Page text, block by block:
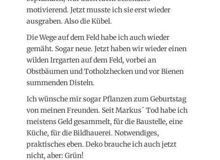
motivierend. Jetzt musste ich sie erst wieder
ausgraben. Also die Kübel.
Die Wege auf dem Feld habe ich auch wieder
gemäht. Sogar neue. Jetzt haben wir wieder einen
wilden Irrgarten auf dem Feld, vorbei an
Obstbäumen und Totholzhecken und vor Bienen
summenden Disteln.
Ich wünsche mir sogar Pflanzen zum Geburtstag
von meinen Freunden. Seit Markus´ Tod habe ich
meistens Geld gesammelt, für die Baustelle, eine
Küche, für die Bildhauerei. Notwendiges,
praktisches eben. Deko brauche ich auch jetzt
nicht, aber: Grün!